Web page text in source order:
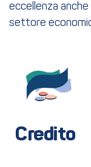
eccellenza
settore
Credito